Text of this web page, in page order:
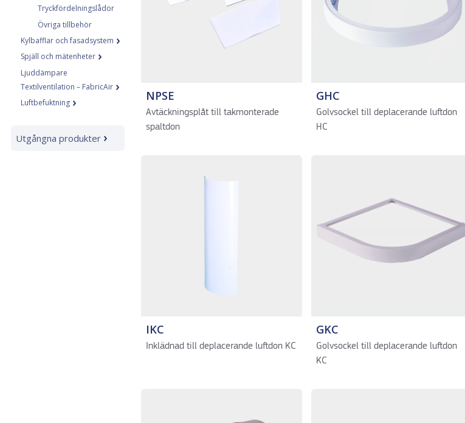
Tryckfördelningslådor
Övriga tillbehör
Kylbafflar och fasadsystem
Spjäll och mätenheter
Ljuddämpare
Textilventilation – FabricAir
Luftbefuktning
Utgångna produkter
NPSE
Avtäckningsplåt till takmonterade
spaltdon
GHC
Golvsockel till deplacerande luftdon
HC
IKC
Inklädnad till deplacerande luftdon KC
GKC
Golvsockel till deplacerande luftdon
KC